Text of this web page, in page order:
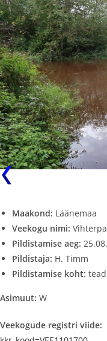
Maakond: Läänemaa
Veekogu nimi:
Pildistamise aeg:
Pildistaja: H. Timm
Pildistamise koht:
Asimuut: W
Veekogude registri viide: